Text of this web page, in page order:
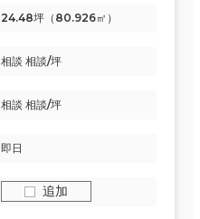
24.48坪（80.926㎡）
相談 相談/坪
相談 相談/坪
即日
追加